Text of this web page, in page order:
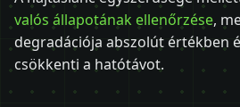
valós állapotának ellenőrzése,
degradációja abszolút értékben
csökkenti a hatótávot.